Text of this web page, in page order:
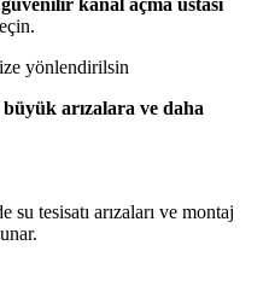
yönlendirilsin
arızalara ve daha
su tesisatı arızaları ve montaj